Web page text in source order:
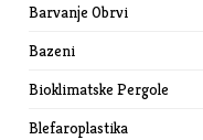
Barvanje Obrvi
Bazeni
Bioklimatske Pergole
Blefaroplastika